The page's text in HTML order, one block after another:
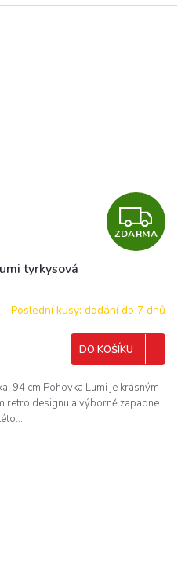
Z
D
R
A
ZDARMA
tyrkysová
Poslední kusy: dodání do 7 dnů
DO KOŠÍKU
94 cm Pohovka Lumi je krásným
retro designu a výborně zapadne